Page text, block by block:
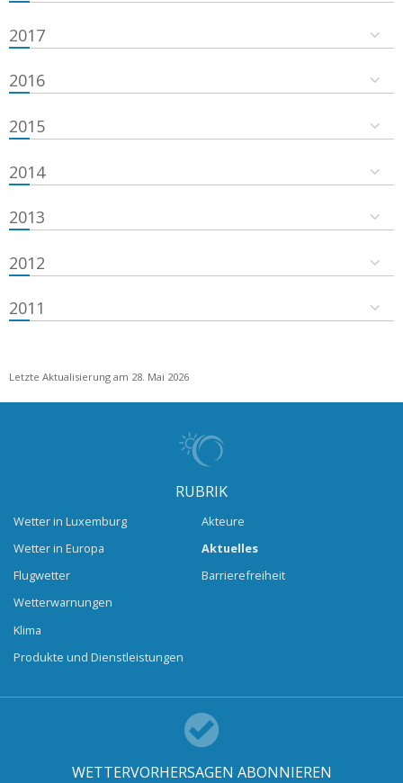
2017
2016
2015
2014
2013
2012
2011
Letzte Aktualisierung am 28. Mai 2026
RUBRIK
Wetter in Luxemburg
Wetter in Europa
Flugwetter
Wetterwarnungen
Klima
Produkte und Dienstleistungen
Akteure
Aktuelles
Barrierefreiheit
WETTERVORHERSAGEN ABONNIEREN